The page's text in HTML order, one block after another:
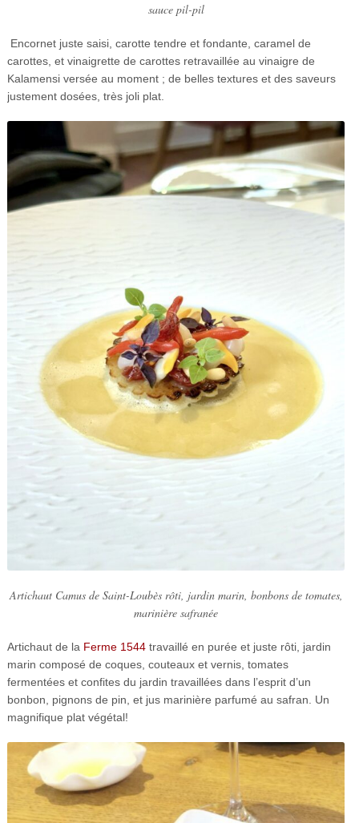
sauce pil-pil
Encornet juste saisi, carotte tendre et fondante, caramel de
carottes, et vinaigrette de carottes retravaillée au vinaigre de
Kalamensi versée au moment ; de belles textures et des saveurs
justement dosées, très joli plat.
Artichaut Camus de Saint-Loubès rôti, jardin marin, bonbons de tomates,
marinière safranée
Artichaut de la Ferme 1544travaillé en purée et juste rôti, jardin
marin composé de coques, couteaux et vernis, tomates
fermentées et confites du jardin travaillées dans l’esprit d’un
bonbon, pignons de pin, et jus marinière parfumé au safran. Un
magnifique plat végétal!